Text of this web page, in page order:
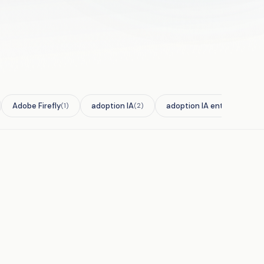
Adobe Firefly(1) adoption IA(2) adoption IA entreprise